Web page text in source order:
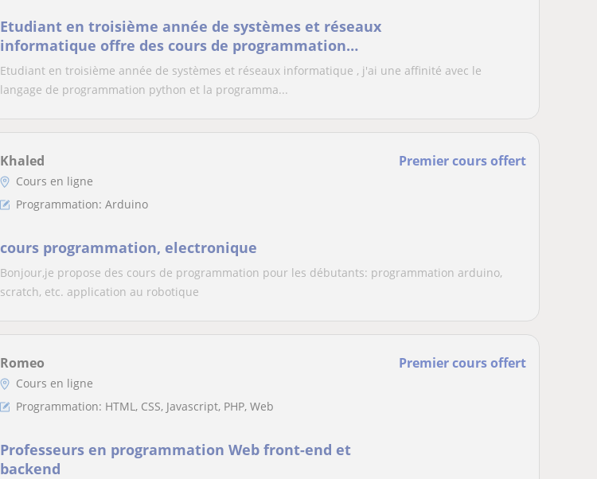
Etudiant en troisième année de systèmes et réseaux
informatique offre des cours de programmation
python, Django, Html, CSS, Java et autres en ligne
Etudiant en troisième année de systèmes et réseaux informatique , j'ai une affinité avec le
langage de programmation python et la programma...
Premier cours offert
Khaled
Cours en ligne
Programmation: Arduino
cours programmation, electronique
Bonjour,je propose des cours de programmation pour les débutants: programmation arduino,
scratch, etc. application au robotique
Premier cours offert
Romeo
Cours en ligne
Programmation: HTML, CSS, Javascript, PHP, Web
Professeurs en programmation Web front-end et
backend